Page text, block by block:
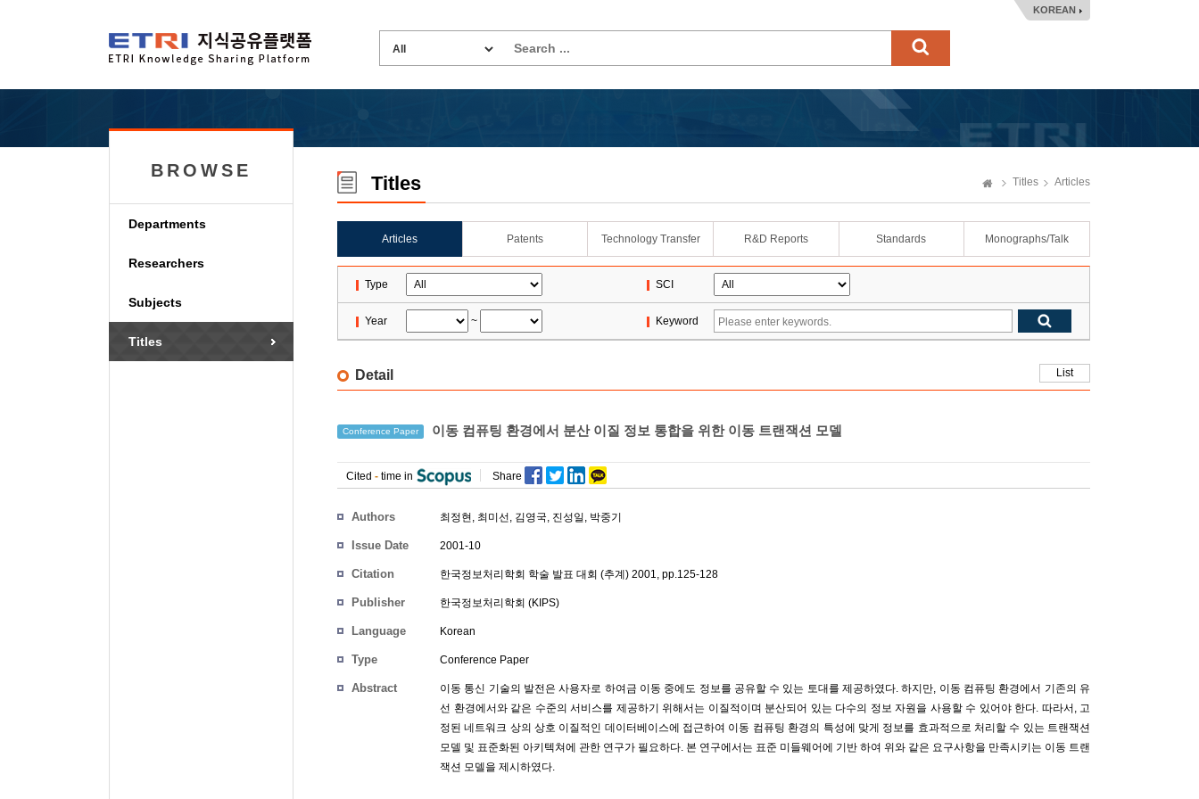
KOREAN
BROWSE
Departments
Researchers
Subjects
Titles
Titles Titles Articles
Articles Patents Technology Transfer R&D Reports Standards Monographs/Talk
Type SCI
Year ~ Keyword
Detail List
Conference Paper 이동 컴퓨팅 환경에서 분산 이질 정보 통합을 위한 이동 트랜잭션 모델
Cited - time in Share
Authors 최정현 , 최미선, 김영국, 진성일 , 박중기
Issue Date 2001-10
Citation 한국정보처리학회 학술 발표 대회 (추계) 2001, pp.125-128
Publisher 한국정보처리학회 (KIPS)
Language Korean
Type Conference Paper
Abstract
이동 통신 기술의 발전은 사용자로 하여금 이동 중에도 정보를 공유할 수 있는 토대를 제공하였다. 하지만, 이동 컴퓨팅 환경에서 기존의 유
선 환경에서와 같은 수준의 서비스를 제공하기 위해서는 이질적이며 분산되어 있는 다수의 정보 자원을 사용할 수 있어야 한다. 따라서, 고
정된 네트워크 상의 상호 이질적인 데이터베이스에 접근하여 이동 컴퓨팅 환경의 특성에 맞게 정보를 효과적으로 처리할 수 있는 트랜잭션
모델 및 표준화된 아키텍쳐에 관한 연구가 필요하다. 본 연구에서는 표준 미들웨어에 기반 하여 위와 같은 요구사항을 만족시키는 이동 트랜
잭션 모델을 제시하였다.